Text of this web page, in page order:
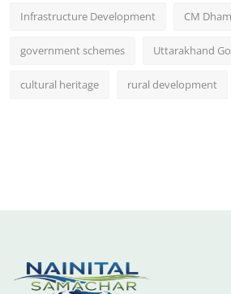
Infrastructure Development CM
government schemes Uttarakhand
cultural heritage rural development